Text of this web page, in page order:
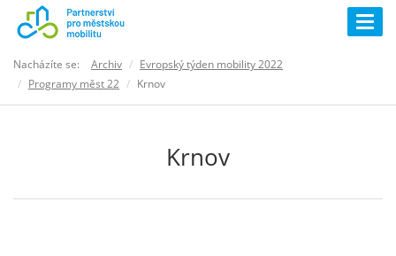
Nacházíte se: Archiv
Evropský týden mobility 2022
Programy měst 22
Krnov
Krnov